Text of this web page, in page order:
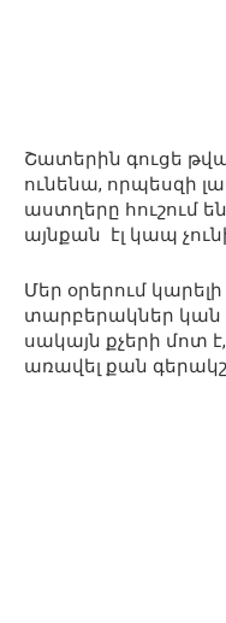
Շատերին գուցե
ունենա, որպեսզի
աստղերը հուշում
այնքան էլ կապ
Մեր օրերում
տարբերակներ կան
սակայն քչերի մոտ
առավել քան